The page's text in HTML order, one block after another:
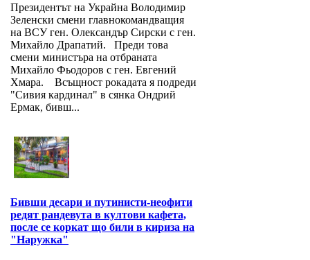
Президентът на Украйна Володимир
Зеленски смени главнокомандващия
на ВСУ ген. Олександър Сирски с ген.
Михайло Драпатий. Преди това
смени министъра на отбраната
Михайло Фьодоров с ген. Евгений
Хмара. Всъщност рокадата я подреди
"Сивия кардинал" в сянка Ондрий
Ермак, бивш...
Бивши десари и путинисти-неофити
редят рандевута в култови кафета,
после се коркат що били в кириза на
"Наружка"